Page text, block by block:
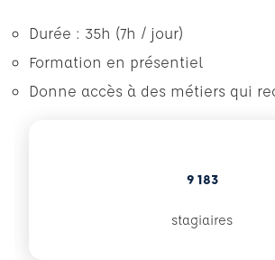
Durée : 35h (7h / jour)
Formation en présentiel
Donne accès à des métiers qui
9 183
stagiaires